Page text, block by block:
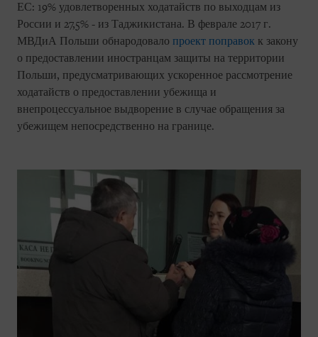
ЕС: 19% удовлетворенных ходатайств по выходцам из
России и 27,5% - из Таджикистана. В феврале 2017 г.
МВДиА Польши обнародовало проект поправок к закону
о предоставлении иностранцам защиты на территории
Польши, предусматривающих ускоренное рассмотрение
ходатайств о предоставлении убежища и
внепроцессуальное выдворение в случае обращения за
убежищем непосредственно на границе.